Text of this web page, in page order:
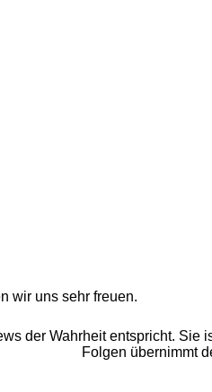
wir uns sehr freuen.
der Wahrheit entspricht.
Folgen übernimmt